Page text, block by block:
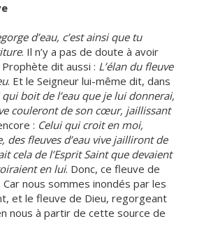
d’eau, c’est ainsi que tu
. Il n’y a pas de doute à avoir
dit aussi : L’élan du fleuve
. Et le Seigneur lui-même dit, dans
qui boit de l’eau que je lui donnerai,
couleront de son cœur, jaillissant
: Celui qui croit en moi,
des fleuves d’eau vive jailliront de
cela de l’Esprit Saint que devaient
en lui. Donc, ce fleuve de
Car nous sommes inondés par les
et le fleuve de Dieu, regorgeant
nous à partir de cette source de